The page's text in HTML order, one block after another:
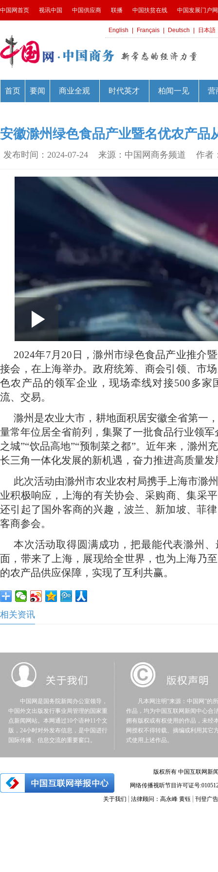
安徽滁州绿色食品产业暨名优农产品
发布时间：2024-07-24 来源：中国网商务频道 作者
P
l
a
y
V
i
d
e
o
a
d
e
:
3
.
0
--:--
2024年7月20日，滁州市绿色食品产业推介
接会，在上海举办。政府统筹、商会引领、市
色农产品的领军企业，现场牵线对接500多家
流、交易。
滁州是农业大市，耕地面积居安徽全省第一
量常年位居全省前列，集聚了一批食品行业领
之城”“饮品高地”“预制菜之都”。近年来，滁州
长三角一体化发展的新机遇，奋力推进高质量发
此次活动由滁州市农业农村局携手上海市滁
业积极响应，上海的有关协会、采购商、集采
还引起了国外客商的兴趣，波兰、新加坡、菲
客商参会。
本次活动取得圆满成功，把最能代表滁州
面，带来了上海，展现给全世界，也为上海乃
的农产品供应保障，实现了互利共赢。
相关资讯